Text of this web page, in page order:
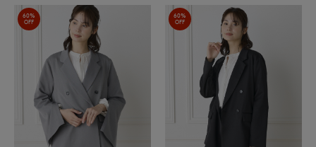
60%
OFF
60%
OFF